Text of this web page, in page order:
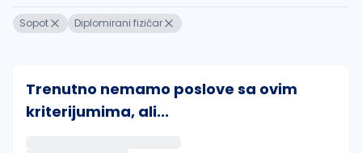
Sopot Diplomirani fizičar
Trenutno nemamo poslove sa ovim
kriterijumima, ali...